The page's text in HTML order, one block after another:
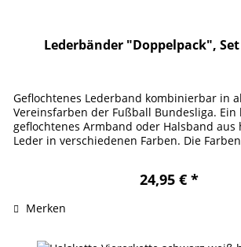
Lederbänder "Doppelpack",
Geflochtenes Lederband kombinierbar in
Vereinsfarben der Fußball Bundesliga. Ein
geflochtenes Armband oder Halsband aus
Leder in verschiedenen Farben. Die
24,95 € *
Merken